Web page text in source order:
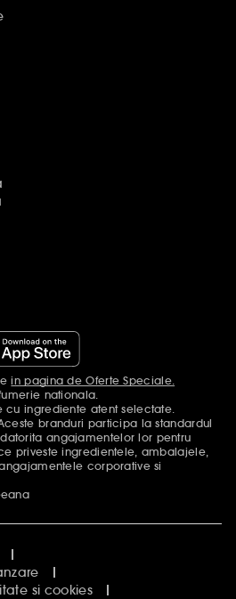
in pagina de Oferte Speciale.
nationala.
cu ingrediente atent selectate.
branduri participa la standardul
datorita angajamentelor lor pentru
priveste ingredientele, ambalajele,
corporative si
si cookies